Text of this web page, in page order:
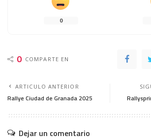
0
0 COMPARTE EN
ARTICULO ANTERIOR
Rallye Ciudad de Granada 2025
Dejar un comentario